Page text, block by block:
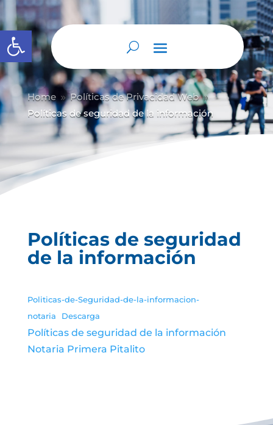
Abrir barra de herramientas
Home 9 Políticas de Privacidad Web 9
Políticas de seguridad de la información
Políticas de seguridad
de la información
Politicas-de-Seguridad-de-la-informacion-
notaria
Descarga
Políticas de seguridad de la información
Notaria Primera Pitalito